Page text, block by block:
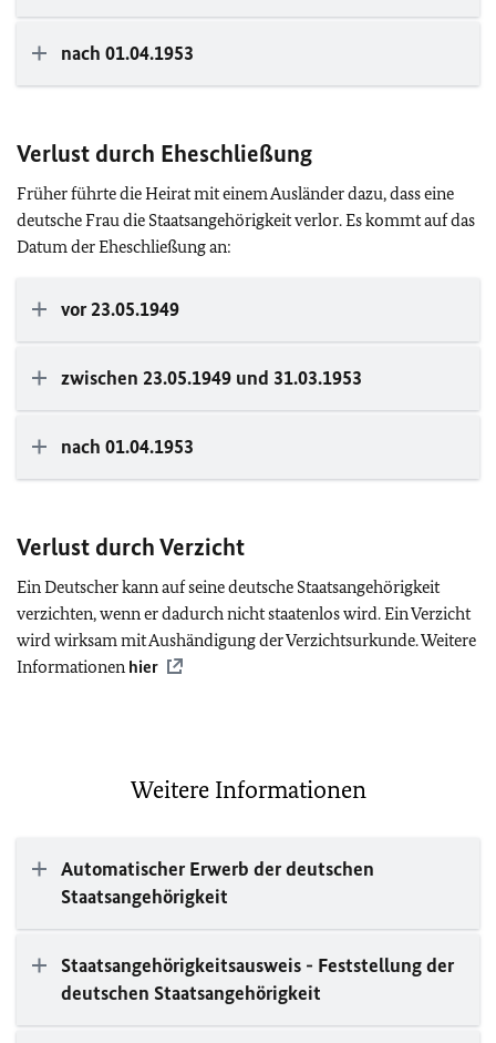
nach 01.04.1953
Verlust durch Eheschließung
Früher führte die Heirat mit einem Ausländer dazu, dass eine
deutsche Frau die Staatsangehörigkeit verlor. Es kommt auf das
Datum der Eheschließung an:
vor 23.05.1949
zwischen 23.05.1949 und 31.03.1953
nach 01.04.1953
Verlust durch Verzicht
Ein Deutscher kann auf seine deutsche Staatsangehörigkeit
verzichten, wenn er dadurch nicht staatenlos wird. Ein Verzicht
wird wirksam mit Aushändigung der Verzichtsurkunde. Weitere
Informationen hier
Weitere Informationen
Automatischer Erwerb der deutschen
Staatsangehörigkeit
Staatsangehörigkeitsausweis - Feststellung der
deutschen Staatsangehörigkeit